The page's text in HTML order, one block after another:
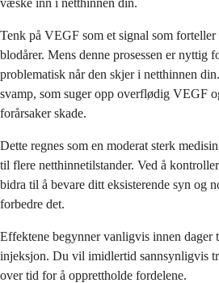
Tenk på VEGF som et signal som
blodårer. Mens denne prosessen er nyttig
problematisk når den skjer i netthinnen
svamp, som suger opp overflødig VEGF
forårsaker skade.
Dette regnes som en moderat sterk
til flere netthinnetilstander. Ved å
bidra til å bevare ditt eksisterende syn og
forbedre det.
Effektene begynner vanligvis innen dager
injeksjon. Du vil imidlertid sannsynligvis
over tid for å opprettholde fordelene.